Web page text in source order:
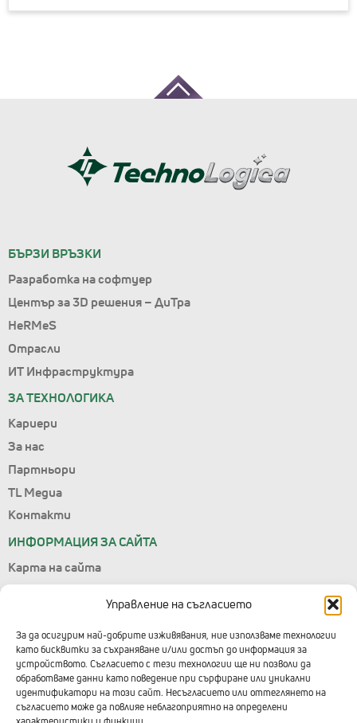
Управление на съгласието
За да осигурим най-добрите изживявания, ние използваме технологии
като бисквитки за съхраняване и/или достъп до информация за
устройството. Съгласието с тези технологии ще ни позволи да
обработваме данни като поведение при сърфиране или уникални
идентификатори на този сайт. Несъгласието или оттеглянето на
съгласието може да повлияе неблагоприятно на определени
БЪРЗИ ВРЪЗКИ
Разработка на софтуер
Център за 3D решения – ДиТра
HeRMeS
Отрасли
ИТ Инфраструктура
ЗА ТЕХНОЛОГИКА
Кариери
За нас
Партньори
TL Медиа
Контакти
ИНФОРМАЦИЯ ЗА САЙТА
Карта на сайта
Лични данни
Условия за ползване
Управление на съгласието
Правила за подаване на сигнали
КОНТАКТИ С ТЕХНОЛОГИКА
Централен офис